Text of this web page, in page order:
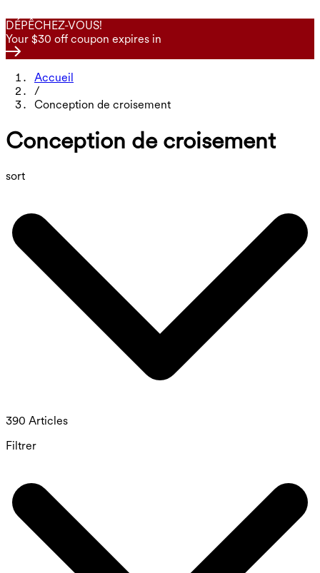
DÉPÊCHEZ-VOUS!
Your $30 off coupon expires in
Accueil
/
Conception de croisement
Conception de croisement
sort
390 Articles
Filtrer